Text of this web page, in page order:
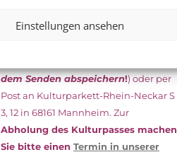
Einstellungen ansehen
das Kulturparkett zurück: Per E-Mail
dem Senden abspeichern!) oder per
Post an Kulturparkett-Rhein-Neckar S
3, 12 in 68161 Mannheim. Zur
Abholung des Kulturpasses machen
Sie bitte einen Termin in unserer